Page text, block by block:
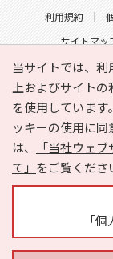
当サイトでは、
上およびサイト
を使用しています
ッキーの使用に
は、
「当社ウェ
て」 をご覧くださ
「
利用規約
サイトマッ